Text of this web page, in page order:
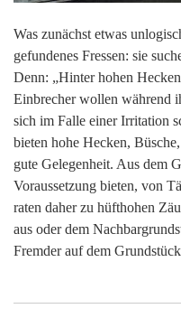
Was zunächst etwas
gefundenes Fressen: sie
Denn: „Hinter hohen
Einbrecher wollen während
sich im Falle einer Irritation
bieten hohe Hecken,
gute Gelegenheit. Aus dem
Voraussetzung bieten, von
raten daher zu hüfthohen
aus oder dem
Fremder auf dem